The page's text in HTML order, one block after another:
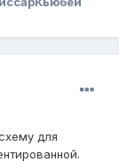
для